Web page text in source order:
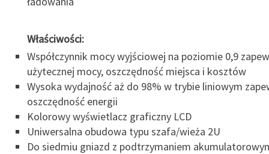
Właściwości:
Współczynnik mocy wyjściowej na poziomie 0,9
użytecznej mocy, oszczędność miejsca i kosztów
Wysoka wydajność aż do 98% w trybie liniowym
oszczędność energii
Kolorowy wyświetlacz graficzny LCD
Uniwersalna obudowa typu szafa/wieża 2U
Do siedmiu gniazd z podtrzymaniem